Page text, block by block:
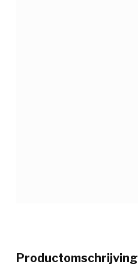
Productomschrijving